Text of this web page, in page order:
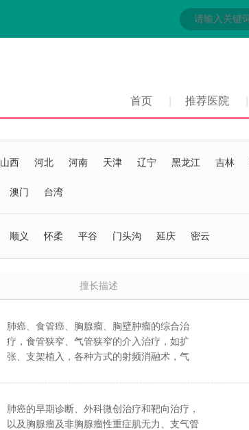
首页 推荐医院
山西 河北 河南 天津 辽宁 黑龙江 吉林
澳门 台湾
顺义 怀柔 平谷 门头沟 延庆 密云
擅长描述
肺癌、食管癌、胸腺瘤、胸壁肿瘤的综合治
疗，食管狭窄、气管狭窄的介入治疗，如扩
张、支架植入，各种方式的射频消融术，气
括鸡胸、漏斗胸的治疗。
肺癌的早期诊断、外科微创治疗和靶向治疗，
以及胸腺瘤及非胸腺瘤性重症肌无力、支气管